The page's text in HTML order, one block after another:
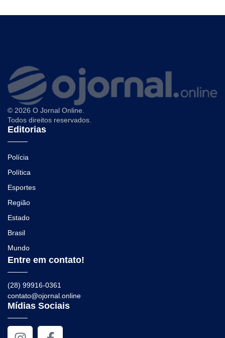
© 2026 O Jornal Online.
Todos direitos reservados.
Editorias
Polícia
Política
Esportes
Região
Estado
Brasil
Mundo
Entre em contato!
(28) 99916-0361
contato@ojornal.online
Mídias Sociais